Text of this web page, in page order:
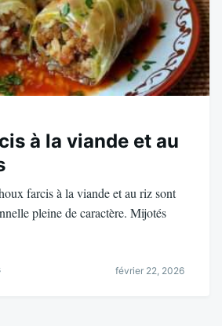
à la viande et au
farcis à la viande et au riz sont
pleine de caractère. Mijotés
février 22, 2026